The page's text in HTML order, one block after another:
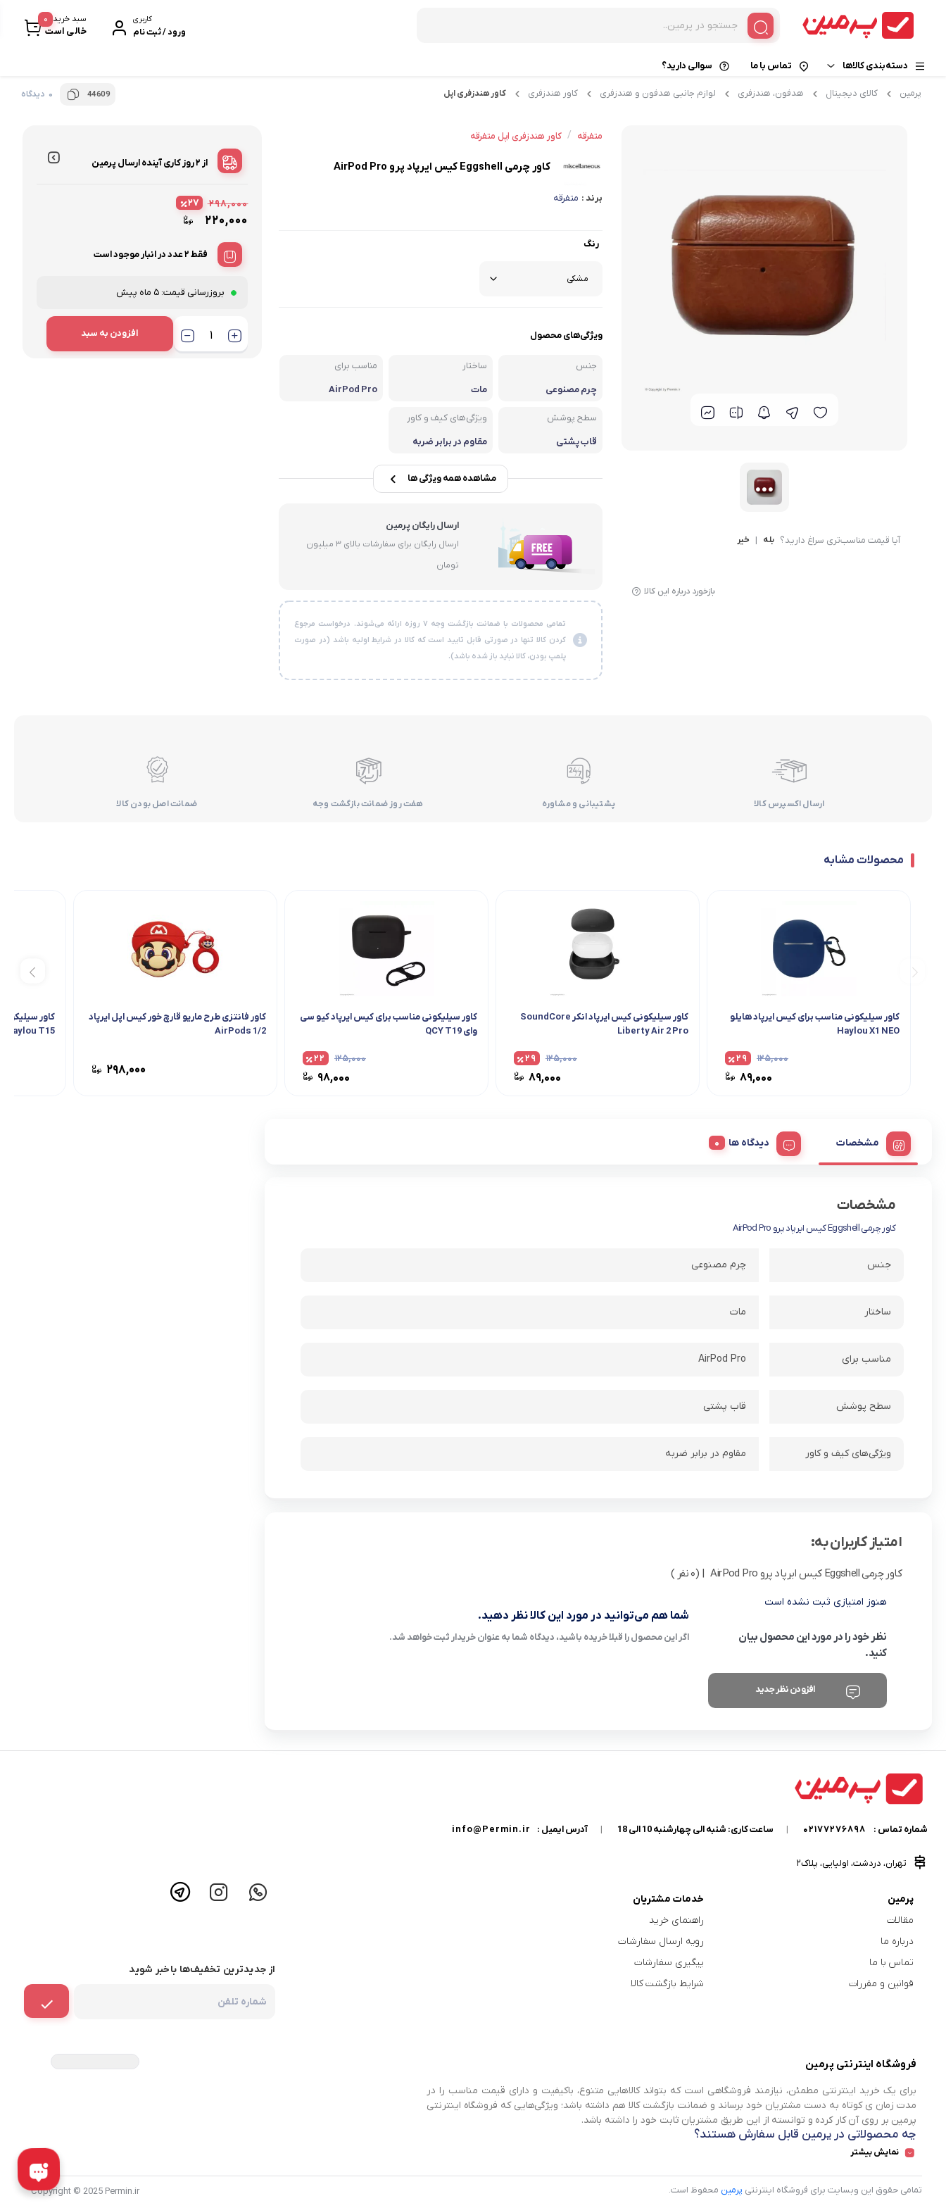
کاربری
ورود / ثبت نام
سبد خرید
خالی است
0
دسته‌بندی کالاها
کافی میکس
کاپوچینو
هات چاکلت
کافی میت
چای و دمنوش
دمنوش بیز
دمنوش دکتر بین
صبحانه پروتئین بار
نودل و پاستا خانه و آشپزخانه
تماس با ما سوالی دارید؟
پرمین کالای دیجیتال هدفون، هندزفری لوازم جانبی هدفون و هندزفری کاور هندزفری کاور هندزفری اپل 44609 0 دیدگاه
آیا قیمت مناسب‌تری سراغ دارید؟ بله | خیر
بازخورد درباره این کالا
متفرقه / کاور هندزفری اپل متفرقه
کاور چرمی Eggshell کیس ایرپاد پرو AirPod Pro
برند : متفرقه
رنگ
ویژگی‌های محصول
جنس
چرم مصنوعی
ساختار
مات
مناسب برای
AirPod Pro
سطح پوشش
قاب پشتی
ویژگی‌های کیف و کاور
مقاوم در برابر ضربه
مشاهده همه ویژگی ها
ارسال رایگان پرمین
ارسال رایگان برای سفارشات بالای ۳ میلیون
تومان
تمامی محصولات با ضمانت بازگشت وجه ۷ روزه ارائه می‌شوند. درخواست مرجوع
کردن کالا تنها در صورتی قابل تایید است که کالا در شرایط اولیه باشد (در صورت
پلمپ بودن، کالا نباید باز شده باشد).
از ۲ روز کاری آینده ارسال پرمین
۲۹۸,۰۰۰
۲۲۰,۰۰۰
۲۷
فقط 2 عدد در انبار موجود است
بروزرسانی قیمت: 5 ماه پیش
افزودن به سبد
ارسال اکسپرس کالا پشتیبانی و مشاوره هفت روز ضمانت بازگشت وجه ضمانت اصل بودن کالا
محصولات مشابه
کاور سیلیکونی مناسب برای کیس ایرپاد هایلو
Haylou X1 NEO
۱۲۵,۰۰۰
۸۹,۰۰۰
۲۹
کاور سیلیکونی کیس ایرپاد انکر SoundCore
Liberty Air 2 Pro
۱۲۵,۰۰۰
۸۹,۰۰۰
۲۹
کاور سیلیکونی مناسب برای کیس ایرپاد کیو سی
وای QCY T19
۱۲۵,۰۰۰
۹۸,۰۰۰
۲۲
کاور فانتزی طرح ماریو قارچ خور کیس اپل ایرپاد
AirPods 1/2
۲۹۸,۰۰۰
کاور
Haylou T15
مشخصات دیدگاه ها
مشخصات
کاور چرمی Eggshell کیس ایرپاد پرو AirPod Pro
جنس چرم مصنوعی
ساختار مات
مناسب برای AirPod Pro
سطح پوشش قاب پشتی
ویژگی‌های کیف و کاور مقاوم در برابر ضربه
امتیاز کاربران به:
کاور چرمی Eggshell کیس ایرپاد پرو AirPod Pro | (0 نفر )
هنوز امتیازی ثبت نشده است
نظر خود را در مورد این محصول بیان
کنید.
افزودن نظر جدید
شما هم می‌توانید در مورد این کالا نظر دهید.
اگر این محصول را قبلا خریده باشید، دیدگاه شما به عنوان خریدار ثبت خواهد شد.
شماره تماس : 02177276898
| ساعت کاری: شنبه الی چهارشنبه 10 الی 18 | آدرس ایمیل : info@Permin.ir
تهران، دردشت، اولیایی، پلاک2
پرمین
مقالات
درباره ما
تماس با ما
قوانین و مقررات
خدمات مشتریان
راهنمای خرید
رویه ارسال سفارشات
پیگیری سفارشات
شرایط بازگشت کالا
از جدیدترین تخفیف‌ها باخبر شوید
فروشگاه اینترنتی پرمین
برای یک خرید اینترنتی مطمئن، نیازمند فروشگاهی است که بتواند کالاهایی متنوع، باکیفیت و دارای قیمت مناسب را در
مدت زمان ی کوتاه به دست مشتریان خود برساند و ضمانت بازگشت کالا هم داشته باشد؛ ویژگی‌هایی که فروشگاه اینترنتی
پرمین بر روی آن‌ کار کرده و توانسته از این طریق مشتریان ثابت خود را داشته باشد.
چه محصولاتی در پرمین قابل سفارش هستند؟
شما می‌توانید در تمامی روزهای هفته و تمامی شبانه روز پرمین که محصولات دارای تخفیف می‌شوند، سفارش خود را به
مجموعه‌های پرطرفدار محصولات پرمین شامل مواردی می‌شود که در ادامه به معرفی آن‌ها می‌پردازیم که امکان ارسال فوری
برای آن ها وجود دارد.
نمایش بیشتر
تمامی حقوق این وبسایت برای فروشگاه اینترنتی پرمین محفوظ است. Copyright © 2025 Permin.ir